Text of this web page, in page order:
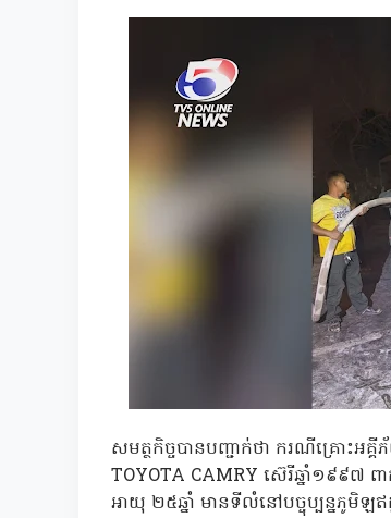
សមត្ថកិច្ចបានបញ្ជាក់ថា ករណីគ្រោះអ
TOYOTA CAMRY ស៊េរីឆ្នាំ១៩៩៧
អាយុ ២៥ឆ្នាំ មានទីលំនៅបច្ចុប្បន្នភូមិឡឥ